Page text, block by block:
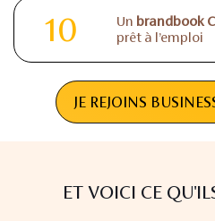
10 Un brandbook
prêt à l’emploi
JE REJOINS
ET VOICI CE